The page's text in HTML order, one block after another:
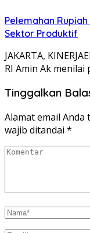
Pelemahan
Sektor Produktif
JAKARTA,
RI Amin Ak
Tinggalkan
Alamat email
wajib ditandai *